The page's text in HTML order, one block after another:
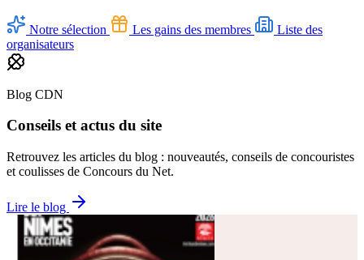
Notre sélection Les gains des membres
Liste des
organisateurs
Blog CDN
Conseils et actus du site
Retrouvez les articles du blog : nouveautés, conseils de concouristes
et coulisses de Concours du Net.
Lire le blog